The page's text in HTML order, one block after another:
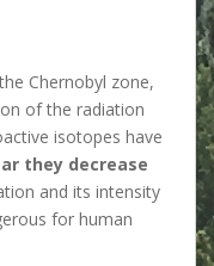
Chernobyl zone,
of the radiation
isotopes have
they decrease
and its intensity
for human